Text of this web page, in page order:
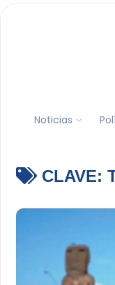
Noticias
CLAVE: